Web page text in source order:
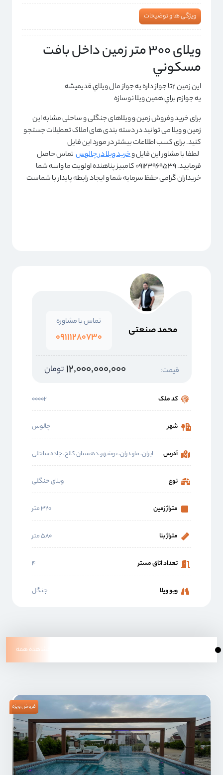
ویژگی ها و توضیحات
ویلای ٣٠٠ متر زمين داخل بافت
مسكوني
اين زمين ٢تا جواز داره يه جواز مال ويلاي قديميشه
يه جوازم براي همين ويلا نوسازه
برای خرید وفروش زمین و ویلاهای جنگلی و ساحلی مشابه این
زمین و ویلا می توانید در دسته بندی های املاک تعطیلات جستجو
کنید. برای کسب اطلاعات بیشتر در مورد این فایل
لطفا با مشاور این فایل وخرید ویلا در چالوس تماس حاصل
فرمایید. 09123969539 کامبیز پناهنده اولویت ما واسه شما
خریداران گرامی حفظ سرمایه شما و ایجاد رابطه پایدار با شماست
محمد صنعتی
تماس با مشاوره
۰۹۱۱۱۲۸۰۷۳۰
قیمت: ۱۲,۰۰۰,۰۰۰,۰۰۰ تومان
کد ملک ۰۰۰۰۲
شهر چالوس
آدرس ایران، مازندران، نوشهر، دهستان کالج، جاده ساحلی
نوع ویلای حنگلی
متراژ زمین ۳۲۰ متر
متراژ بنا ۵۸۰ متر
تعداد اتاق مستر ۴
ویو ویلا جنگل
مشاهده همه
فروش ویژه